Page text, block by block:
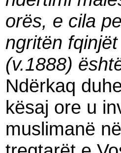
orës, e cila
ngritën
(v.1888)
Ndërkaq
kësaj ore u
muslimanë